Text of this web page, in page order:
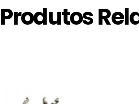
Produtos